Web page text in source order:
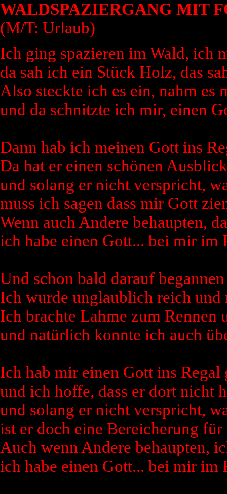
WALDSPAZIERGANG MIT
(M/T: Urlaub)
Ich ging spazieren im Wald, ich
da sah ich ein Stück Holz, das
Also steckte ich es ein, nahm es
und da schnitzte ich mir, einen
Dann hab ich meinen Gott ins
Da hat er einen schönen
und solang er nicht verspricht,
muss ich sagen dass mir Gott
Wenn auch Andere behaupten,
ich habe einen Gott... bei mir im
Und schon bald darauf
Ich wurde unglaublich reich
Ich brachte Lahme zum Rennen
und natürlich konnte ich auch
Ich hab mir einen Gott ins Regal
und ich hoffe, dass er dort nicht
und solang er nicht verspricht,
ist er doch eine Bereicherung für
Auch wenn Andere behaupten,
ich habe einen Gott... bei mir im